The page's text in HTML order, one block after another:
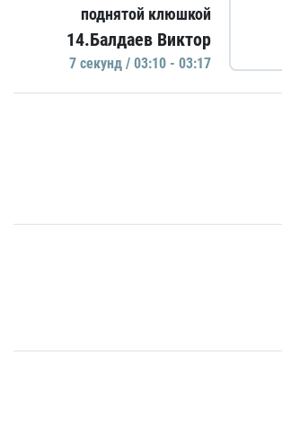
поднятой клюшкой
14.Балдаев Виктор
7 секунд / 03:10 - 03:17